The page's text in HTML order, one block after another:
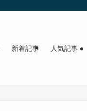
新着記事 人気記事